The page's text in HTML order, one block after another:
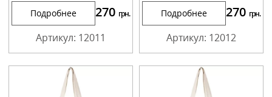
Подробнее 270 грн.
Артикул: 12011
Подробнее 270 грн.
Артикул: 12012